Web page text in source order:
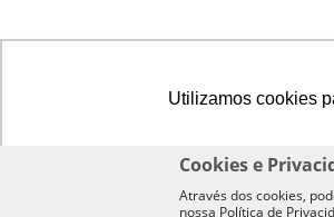
Utilizamos cookies
Copyright - GRUPO KAZA -
Cookies e
Através dos cookies,
nossa Política de